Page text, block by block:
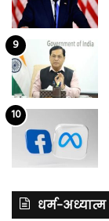
धर्म-अध्यात्म